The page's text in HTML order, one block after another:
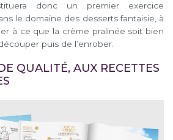
donc un premier exercice
le domaine des desserts fantaisie, à
à ce que la crème pralinée soit bien
puis de l’enrober.
QUALITÉ, AUX RECETTES